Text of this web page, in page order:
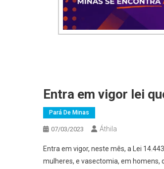
Entra em vigor lei
Pará De Minas
07/03/2023 Áthila
Entra em vigor, neste mês, a Lei
mulheres, e vasectomia, em homens,